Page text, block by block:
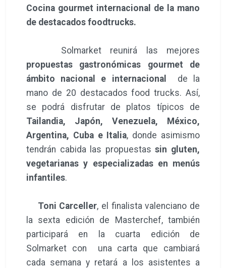
Cocina gourmet internacional de la mano
de destacados foodtrucks.
Solmarket reunirá las mejores
propuestas gastronómicas gourmet de
ámbito nacional e internacional
de la
mano de 20 destacados food trucks. Así,
se podrá disfrutar de platos típicos de
Tailandia, Japón, Venezuela, México,
Argentina, Cuba e Italia, donde asimismo
tendrán cabida las propuestassin gluten,
vegetarianas y especializadas en menús
infantiles.
Toni Carceller, el finalista valenciano de
la sexta edición de Masterchef, también
participará en la cuarta edición de
Solmarket con una carta que cambiará
cada semana y retará a los asistentes a